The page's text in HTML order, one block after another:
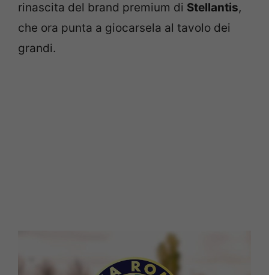
rinascita del brand premium di Stellantis,
che ora punta a giocarsela al tavolo dei
grandi.